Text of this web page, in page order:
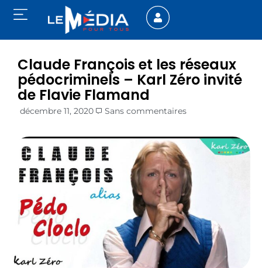
Claude François et les réseaux
pédocriminels – Karl Zéro invité
de Flavie Flamand
décembre 11, 2020 Sans commentaires